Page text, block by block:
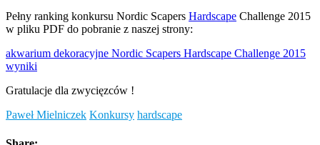
Pełny ranking konkursu Nordic Scapers Hardscape Challenge 2015
w pliku PDF do pobranie z naszej strony:
akwarium dekoracyjne Nordic Scapers Hardscape Challenge 2015
wyniki
Gratulacje dla zwycięzców !
Paweł Mielniczek Konkursy hardscape